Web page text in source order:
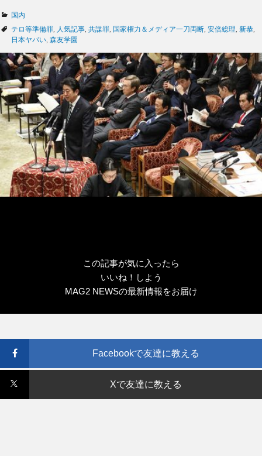
カ
テ
ゴ
ー
国内
タ
グ
テロ等準備罪 人気記事 共謀罪 国家権力＆メディア一刀両断 安倍総理 新恭
日本ヤバい 森友学園
この記事が気に入ったら
いいね！しよう
MAG2 NEWSの最新情報をお届け
Facebookで友達に教える
Xで友達に教える